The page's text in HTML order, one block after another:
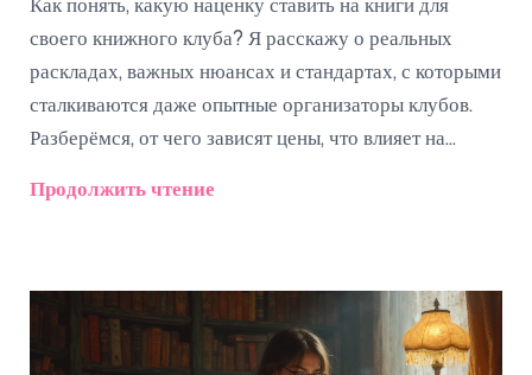
Как понять, какую наценку ставить на книги для
своего книжного клуба? Я расскажу о реальных
раскладах, важных нюансах и стандартах, с которыми
сталкиваются даже опытные организаторы клубов.
Разберёмся, от чего зависят цены, что влияет на
Поговорим о типичных ошибках новичков и
чёткие цифры — ничего лишнего.
Продолжить чтение